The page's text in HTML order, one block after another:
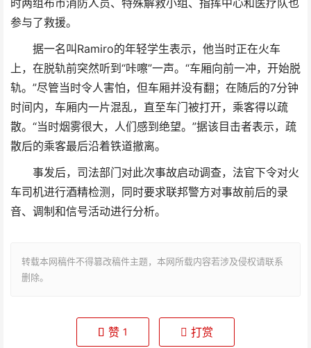
时两组布市消防人员、特殊解救小组、指挥中心和医疗队也
参与了救援。
据一名叫Ramiro的年轻学生表示，他当时正在火车
上，在脱轨前突然听到“咔嚓”一声。“车厢向前一冲，开始脱
轨。”尽管当时令人害怕，但车厢并没有翻；在随后的7分钟
时间内，车厢内一片混乱，直至车门被打开，乘客得以疏
散。“当时烟雾很大，人们感到绝望。”据该目击者表示，疏
散后的乘客最后沿着铁道撤离。
事发后，司法部门对此次事故启动调查，法官下令对火
车司机进行酒精检测，同时要求联邦警方对事故前后的录
音、调制和信号活动进行分析。
转载本网稿件不得篡改稿件主题，本网所载内容若涉及侵权请联系
删除。
赞 1 打赏